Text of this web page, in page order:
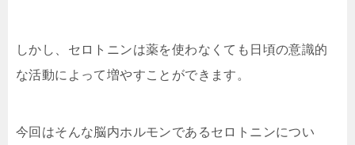
しかし、セロトニンは薬を使わなくても日頃の意識的
な活動によって増やすことができます。
今回はそんな脳内ホルモンであるセロトニンについ